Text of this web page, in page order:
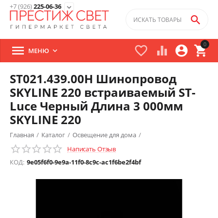
+7 (926)225-06-36 expand_more
0


 

 МЕНЮ 
ST021.439.00H Шинопровод
SKYLINE 220 встраиваемый ST-
Luce Черный Длина 3 000мм
SKYLINE 220
Главная / Каталог / Освещение для дома /
Трековые светильники /
Написать Отзыв
КОД: 9e05f6f0-9e9a-11f0-8c9c-ac1f6be2f4bf